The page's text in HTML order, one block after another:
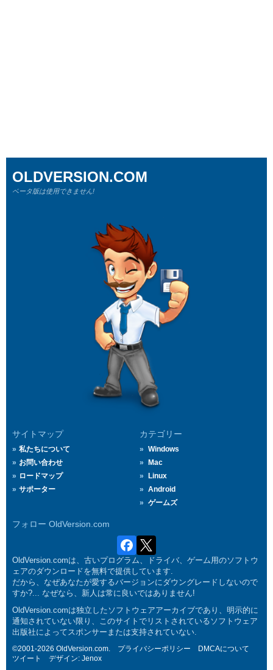
サイトマップ
私たちについて
お問い合わせ
ロードマップ
サポーター
カテゴリー
Windows
Mac
Linux
Android
ゲームズ
フォロー OldVersion.com
OLDVERSION.COM
ベータ版は使用できません!
OldVersion.comは、古いプログラム、ドライバ、ゲーム用のソフトウ
ェアのダウンロードを無料で提供しています.
だから、なぜあなたが愛するバージョンにダウングレードしないので
すか?... なぜなら、新人は常に良いではありません!
OldVersion.comは独立したソフトウェアアーカイブであり、明示的に
通知されていない限り、このサイトでリストされているソフトウェア
出版社によってスポンサーまたは支持されていない.
©2001-2026 OldVersion.com. プライバシーポリシー
DMCAについて
ツイート
デザイン: Jenox